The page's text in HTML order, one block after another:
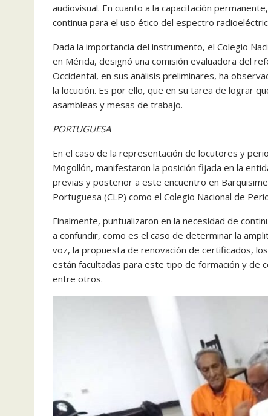
audiovisual. En cuanto a la capacitación
continua para el uso ético del espectro
Dada la importancia del instrumento, el Colegio
en Mérida, designó una comisión evaluadora del
Occidental, en sus análisis preliminares, ha
la locución. Es por ello, que en su tarea de lograr
asambleas y mesas de trabajo.
PORTUGUESA
En el caso de la representación de locutores y
Mogollón, manifestaron la posición fijada en la
previas y posterior a este encuentro en
Portuguesa (CLP) como el Colegio Nacional de
Finalmente, puntualizaron en la necesidad de
a confundir, como es el caso de determinar la
voz, la propuesta de renovación de certificados,
están facultadas para este tipo de formación y de
entre otros.